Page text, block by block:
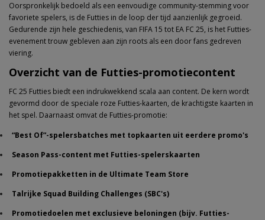
Oorspronkelijk bedoeld als een eenvoudige community-stemming voor
favoriete spelers, is de Futties in de loop der tijd aanzienlijk gegroeid.
Gedurende zijn hele geschiedenis, van FIFA 15 tot EA FC 25, is het Futties-
evenement trouw gebleven aan zijn roots als een door fans gedreven
viering.
Overzicht van de Futties-promotiecontent
FC 25 Futties biedt een indrukwekkend scala aan content. De kern wordt
gevormd door de speciale roze Futties-kaarten, de krachtigste kaarten in
het spel. Daarnaast omvat de Futties-promotie:
“Best Of”-spelersbatches met topkaarten uit eerdere promo's
Season Pass-content met Futties-spelerskaarten
Promotiepakketten in de Ultimate Team Store
Talrijke Squad Building Challenges (SBC's)
Promotiedoelen met exclusieve beloningen (bijv. Futties-